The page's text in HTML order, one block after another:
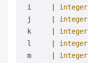
i
integer
j
integer
k
integer
l
integer
m
integer